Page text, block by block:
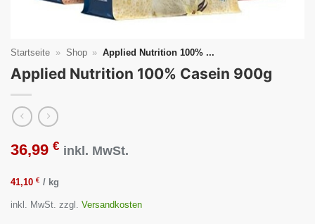
Startseite » Shop » Applied Nutrition 100% ...
Applied Nutrition 100% Casein 900g
36,99 € inkl. MwSt.
41,10 € / kg
inkl. MwSt. zzgl. Versandkosten